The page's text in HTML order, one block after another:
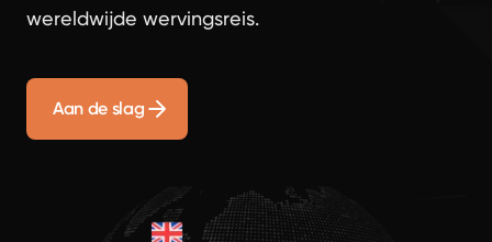
wereldwijde wervingsreis.
Aan de slag